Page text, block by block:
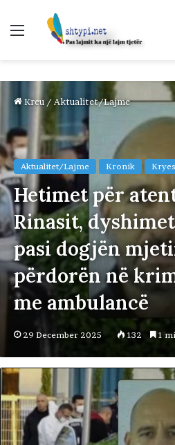
Menu
Kreu / Aktualitet/Lajme
Aktualitet/Lajme Kronik
Hetimet për
Rinasit,
pasi dogjën
përdorën në
me ambulancë
29 December 2025 132 1